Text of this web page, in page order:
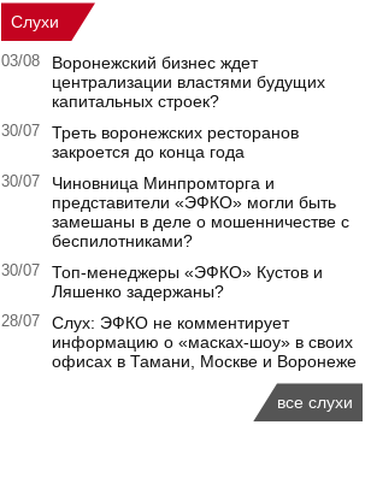
Слухи
03/08
Воронежский бизнес ждет
централизации властями будущих
капитальных строек?
30/07
Треть воронежских ресторанов
закроется до конца года
30/07
Чиновница Минпромторга и
представители «ЭФКО» могли быть
замешаны в деле о мошенничестве с
беспилотниками?
30/07
Топ-менеджеры «ЭФКО» Кустов и
Ляшенко задержаны?
28/07
Слух: ЭФКО не комментирует
информацию о «масках-шоу» в своих
офисах в Тамани, Москве и Воронеже
все слухи